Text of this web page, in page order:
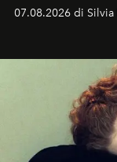
07.08.2026 di Silvia